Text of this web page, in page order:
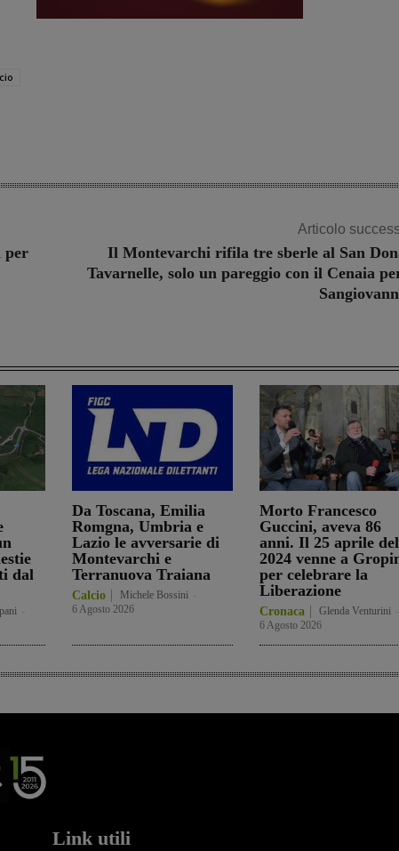
per
Articolo
Il Montevarchi rifila tre sberle al San
Tavarnelle, solo un pareggio con il Cenaia
dal
Da Toscana, Emilia
Romgna, Umbria e
Lazio le avversarie di
Montevarchi e
Terranuova Traiana
Calcio Michele Bossini
6 Agosto 2026
Morto Francesco
Guccini, aveva 86
anni. Il 25 aprile del
2024 venne a
per celebrare la
Liberazione
Cronaca Glenda Venturini
6 Agosto 2026
Link utili